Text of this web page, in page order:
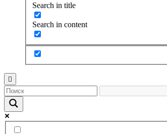
Search in title
Search in content